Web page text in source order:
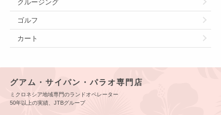
クルージング
ゴルフ
カート
グアム・サイパン・パラオ専門店
ミクロネシア地域専門のランドオペレーター
50年以上の実績、JTBグループ